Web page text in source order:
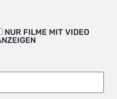
NUR FILME MIT VIDEO